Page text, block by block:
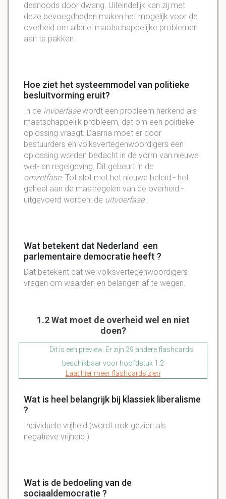
desnoods door dwang. Uiteindelijk kan zij met
deze bevoegdheden maken het mogelijk voor de
overheid om allerlei maatschappelijke problemen
aan te pakken.
Hoe ziet het systeemmodel van politieke
besluitvorming eruit?
In de invoerfasewordt een probleem herkend als
maatschappelijk probleem, dat om een politieke
oplossing vraagt. Daarna moet er door
bestuurders en volksvertegenwoordigers een
oplossing worden bedacht in de vorm van nieuwe
wet- en regelgeving. Dit gebeurt in de
omzetfase. Tot slot met het nieuwe beleid - het
geheel aan de maatregelen van de overheid -
uitgevoerd worden: de uitvoerfase.
Wat betekent dat Nederland een
parlementaire democratie heeft ?
Dat betekent dat we volksvertegenwoordigers
vragen om waarden en belangen af te wegen.
1.2 Wat moet de overheid wel en niet
doen?
Dit is een preview. Er zijn 29 andere flashcards
beschikbaar voor hoofdstuk 1.2
Laat hier meer flashcards zien
Wat is heel belangrijk bij klassiek liberalisme
?
Individuele vrijheid (wordt ook gezien als
negatieve vrijheid )
Wat is de bedoeling van de
sociaaldemocratie ?